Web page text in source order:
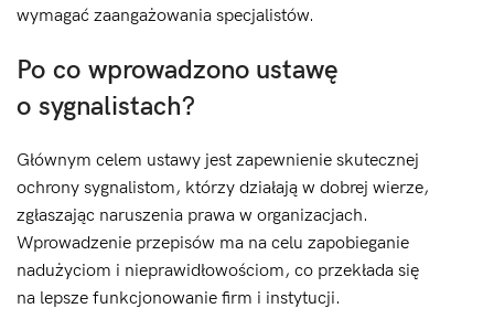
wymagać zaangażowania specjalistów.
Po co wprowadzono ustawę
o sygnalistach?
Głównym celem ustawy jest zapewnienie skutecznej
ochrony sygnalistom, którzy działają w dobrej wierze,
zgłaszając naruszenia prawa w organizacjach.
Wprowadzenie przepisów ma na celu zapobieganie
nadużyciom i nieprawidłowościom, co przekłada się
na lepsze funkcjonowanie firm i instytucji.